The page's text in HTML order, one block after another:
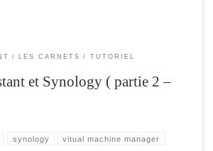
LES CARNETS TUTORIEL
et Synology ( partie 2 –
synology vitual machine manager